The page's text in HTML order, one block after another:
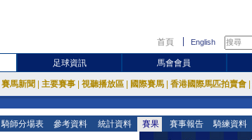
首頁 English
足球資訊 馬會會員
賽馬新聞 主要賽事 視聽播放區 國際賽馬 香港國際馬匹拍賣會
騎師分場表 參考資料 統計資料 賽果 賽事報告 騎練資料